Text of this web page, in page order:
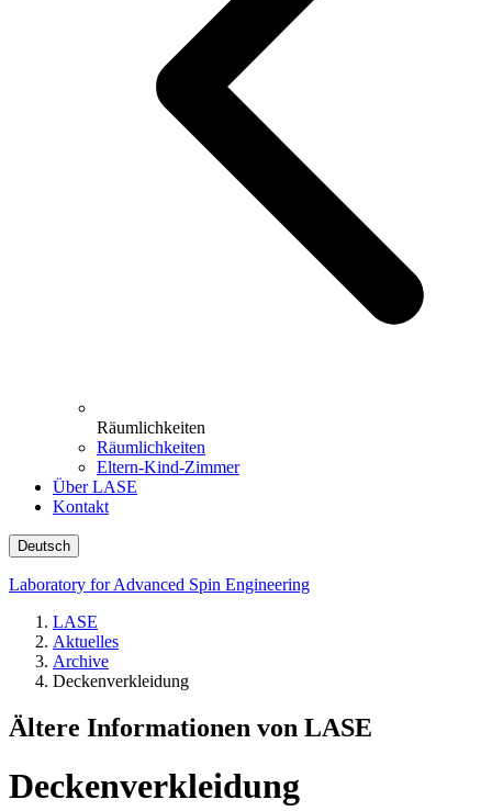
Räumlichkeiten
Räumlichkeiten
Eltern-Kind-Zimmer
Über LASE
Kontakt
Deutsch
Laboratory for Advanced Spin Engineering
LASE
Aktuelles
Archive
Deckenverkleidung
Ältere Informationen von LASE
Deckenverkleidung